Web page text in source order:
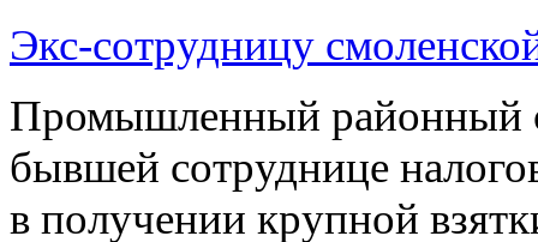
Экс-сотрудницу
Промышленный районный
бывшей сотруднице
в получении крупной